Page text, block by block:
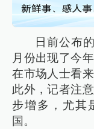
日前公布
月份出现了今
在市场人士看
此外，记者注
步增多，尤其
国。